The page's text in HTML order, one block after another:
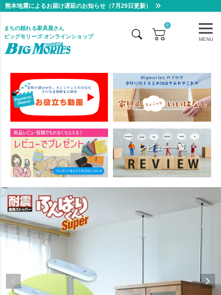
熊本地震によるお届け遅延のお知らせ（7月29日更新）
MENU
まちの頼れる家具屋さん
ビッグモリーズ オンラインショップ
0
レビュー一覧